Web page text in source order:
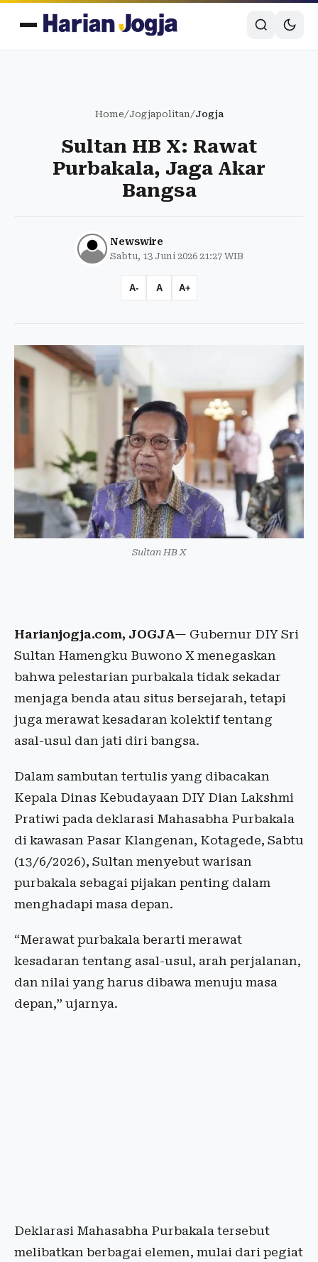
Home/Jogjapolitan/Jogja
Sultan HB X: Rawat
Purbakala, Jaga Akar
Bangsa
Newswire
Sabtu, 13 Juni 2026 21:27 WIB
A- A A+
Sultan HB X
Harianjogja.com, JOGJA— Gubernur DIY Sri
Sultan Hamengku Buwono X menegaskan
bahwa pelestarian purbakala tidak sekadar
menjaga benda atau situs bersejarah, tetapi
juga merawat kesadaran kolektif tentang
asal-usul dan jati diri bangsa.
Dalam sambutan tertulis yang dibacakan
Kepala Dinas Kebudayaan DIY Dian Lakshmi
Pratiwi pada deklarasi Mahasabha Purbakala
di kawasan Pasar Klangenan, Kotagede, Sabtu
(13/6/2026), Sultan menyebut warisan
purbakala sebagai pijakan penting dalam
menghadapi masa depan.
“Merawat purbakala berarti merawat
kesadaran tentang asal-usul, arah perjalanan,
dan nilai yang harus dibawa menuju masa
depan,” ujarnya.
Deklarasi Mahasabha Purbakala tersebut
melibatkan berbagai elemen, mulai dari pegiat